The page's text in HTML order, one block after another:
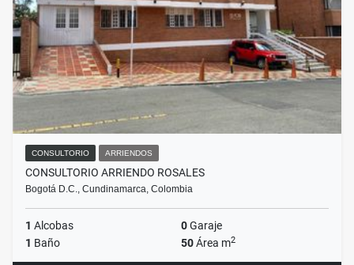
CONSULTORIO ARRIENDOS
CONSULTORIO ARRIENDO ROSALES
Bogotá D.C., Cundinamarca, Colombia
1 Alcobas 0Garaje
1 Baño 50Área m2